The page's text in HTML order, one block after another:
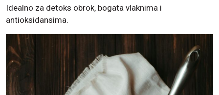
Idealno za detoks obrok, bogata vlaknima i
antioksidansima.